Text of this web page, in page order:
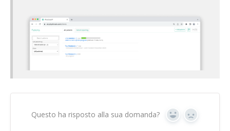
Questo ha risposto alla sua domanda? Sì No